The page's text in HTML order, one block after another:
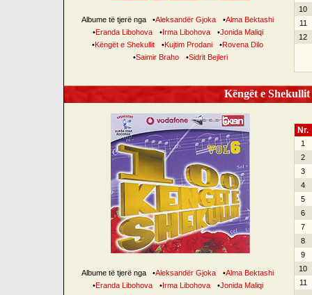
Albume të tjerë nga •Aleksandër Gjoka •Alma Bektashi
•Eranda Libohova •Irma Libohova •Jonida Maliqi
•Këngët e Shekullit •Kujtim Prodani •Rovena Dilo
•Saimir Braho •Sidrit Bejleri
10
11
12
Këngët e
Albume të tjerë nga •Aleksandër Gjoka •Alma Bektashi
•Eranda Libohova •Irma Libohova •Jonida Maliqi
Nr.
1
2
3
4
5
6
7
8
9
10
11